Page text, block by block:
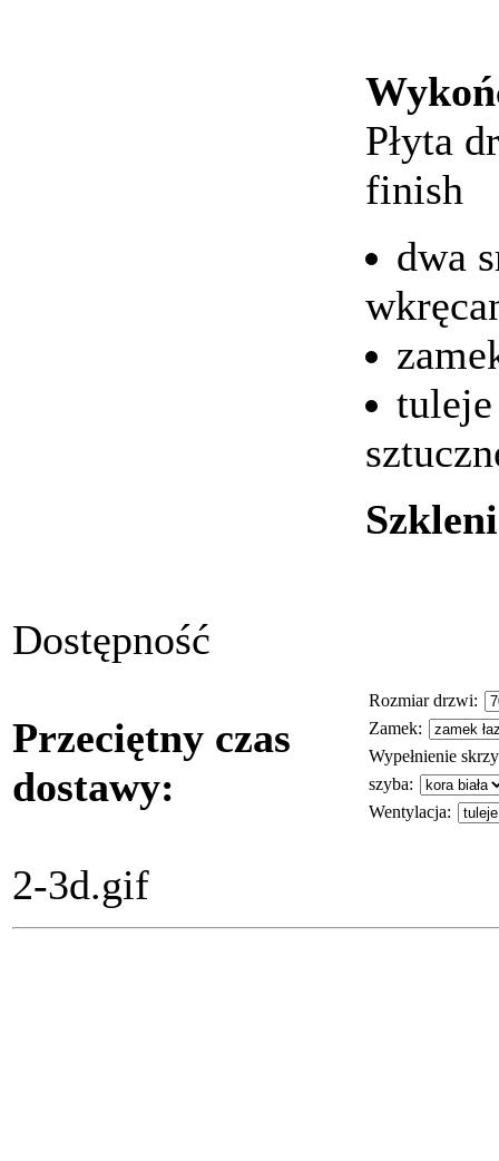
Płyta
finish
dwa
Dostępność
Przeciętny czas
dostawy:
2-3d.gif
Rozmiar drzwi:
Zamek:
Wypełnienie
szyba:
Wentylacja: